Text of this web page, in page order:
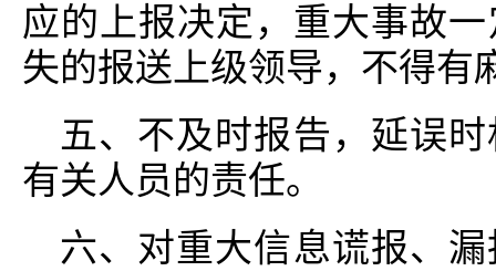
应的上报决定，重大事故
失的报送上级领导，不得有
五、不及时报告，延误
有关人员的责任。
六、对重大信息谎报、